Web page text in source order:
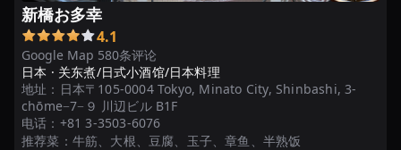
新橋お多幸
Google Map 580条评论
4.1
日本 · 关东煮/日式小酒馆/日本料理
地址： 日本〒105-0004 Tokyo, Minato City, Shinbashi, 3-
chōme−7−９ 川辺ビル B1F
电话： +81 3-3503-6076
推荐菜： 牛筋、大根、豆腐、玉子、章鱼、半熟饭